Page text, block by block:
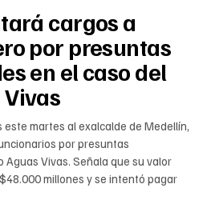
cargos a
por presuntas
en el caso del
este martes al exalcalde de Medellín,
por presuntas
Vivas. Señala que su valor
millones y se intentó pagar